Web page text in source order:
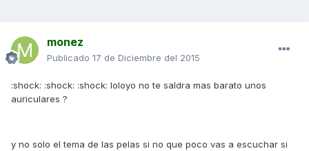
monez
Publicado 17 de Diciembre del 2015
:shock: :shock: :shock: loloyo no te saldra mas barato unos
auriculares ?
y no solo el tema de las pelas si no que poco vas a escuchar si